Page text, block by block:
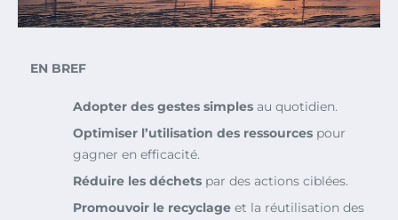
EN BREF
Adopter des gestes simples au quotidien.
Optimiser l’utilisation des ressources pour
gagner en efficacité.
Réduire les déchets par des actions ciblées.
Promouvoir le recyclage et la réutilisation des